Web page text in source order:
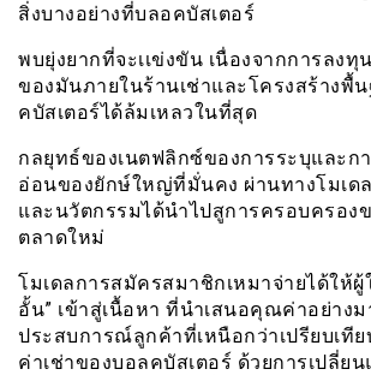
สิ่งบางอย่างที่บลอคบัสเตอร์
พบยุ่งยากที่จะเเข่งขัน เนื่องจากการลงทุ
ของมันภายในร้านเช่าและโครงสร้างพื้
คบัสเตอร์ได้ล้มเหลวในที่สุด
กลยุทธ์ของเนตฟลิกซ์ของการระบุและก
อ่อนของยักษ์ใหญ่ที่มั่นคง ผ่านทางโมเด
และนวัตกรรมได้นำไปสูการครอบครอง
ตลาดใหม่
โมเดลการสมัครสมาชิกเหมาจ่ายได้ให้ผู้
อั้น” เข้าสู่เนื้อหา ที่นำเสนอคุณค่าอย่าง
ประสบการณ์ลูกค้าที่เหนือกว่าเปรียบเทีย
ค่าเช่าของบอลคบัสเตอร์ ด้วยการเปลี่ย